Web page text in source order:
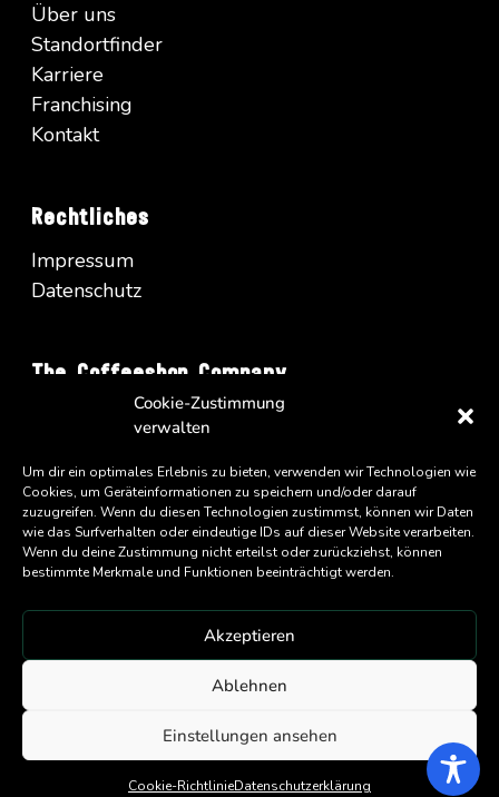
Cookie-Zustimmung
verwalten
Um dir ein optimales Erlebnis zu bieten, verwenden wir Technologien wie
Cookies, um Geräteinformationen zu speichern und/oder darauf
zuzugreifen. Wenn du diesen Technologien zustimmst, können wir Daten
wie das Surfverhalten oder eindeutige IDs auf dieser Website verarbeiten.
Wenn du deine Zustimmung nicht erteilst oder zurückziehst, können
bestimmte Merkmale und Funktionen beeinträchtigt werden.
Akzeptieren
Ablehnen
Einstellungen ansehen
Cookie-RichtlinieDatenschutzerklärung
Über uns
Standortfinder
Karriere
Franchising
Kontakt
Rechtliches
Impressum
Datenschutz
The Coffeeshop Company
Vienna Business Park - Turm A/34
A-1100 Wien